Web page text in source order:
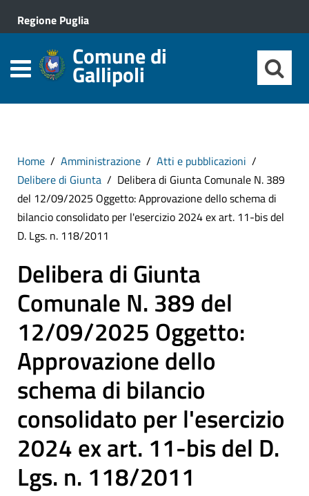
Regione Puglia
Comune di
Gallipoli
Home Amministrazione
Atti e pubblicazioni
Delibere di Giunta
Delibera di Giunta Comunale N. 389
del 12/09/2025 Oggetto: Approvazione dello schema di
bilancio consolidato per l'esercizio 2024 ex art. 11-bis del
D. Lgs. n. 118/2011
Delibera di Giunta
Comunale N. 389 del
12/09/2025 Oggetto:
Approvazione dello
schema di bilancio
consolidato per l'esercizio
2024 ex art. 11-bis del D.
Lgs. n. 118/2011